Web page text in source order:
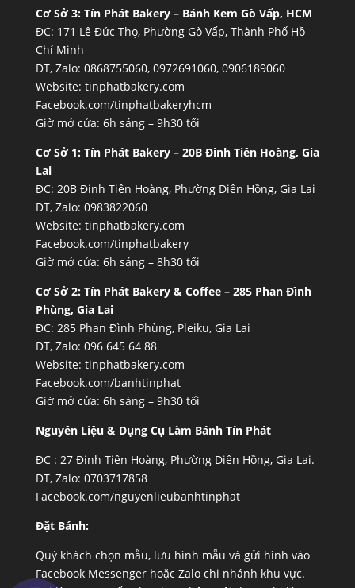
Cơ Sở 3: Tín Phát Bakery – Bánh Kem Gò Vấp, HCM
ĐC: 171 Lê Đức Thọ, Phường Gò Vấp, Thành Phố Hồ
Chí Minh
ĐT, Zalo: 0868755060, 0972691060, 0906189060
Website: tinphatbakery.com
Facebook.com/tinphatbakeryhcm
Giờ mở cửa: 6h sáng – 9h30 tối
Cơ Sở 1: Tín Phát Bakery – 20B Đinh Tiên Hoàng, Gia
Lai
ĐC: 20B Đinh Tiên Hoàng, Phường Diên Hồng, Gia Lai
ĐT, Zalo: 0983822060
Website: tinphatbakery.com
Facebook.com/tinphatbakery
Giờ mở cửa: 6h sáng – 8h30 tối
Cơ Sở 2: Tín Phát Bakery & Coffee – 285 Phan Đình
Phùng, Gia Lai
ĐC: 285 Phan Đình Phùng, Pleiku, Gia Lai
ĐT, Zalo: 096 645 64 88
Website: tinphatbakery.com
Facebook.com/banhtinphat
Giờ mở cửa: 6h sáng – 9h30 tối
Nguyên Liệu & Dụng Cụ Làm Bánh Tín Phát
ĐC : 27 Đinh Tiên Hoàng, Phường Diên Hồng, Gia Lai.
ĐT, Zalo: 0703717858
Facebook.com/nguyenlieubanhtinphat
Đặt Bánh:
Quý khách chọn mẫu, lưu hình mẫu và gửi hình vào
Facebook Messenger hoặc Zalo chi nhánh khu vực.